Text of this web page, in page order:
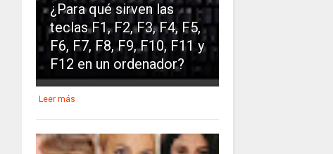
¿Para qué sirven las
teclas F1, F2, F3, F4, F5,
F6, F7, F8, F9, F10, F11 y
F12 en un ordenador?
Leer más